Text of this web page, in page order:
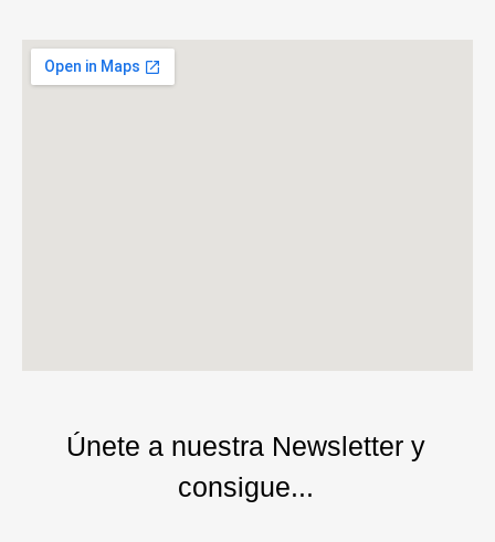
Únete a nuestra Newsletter y
consigue...